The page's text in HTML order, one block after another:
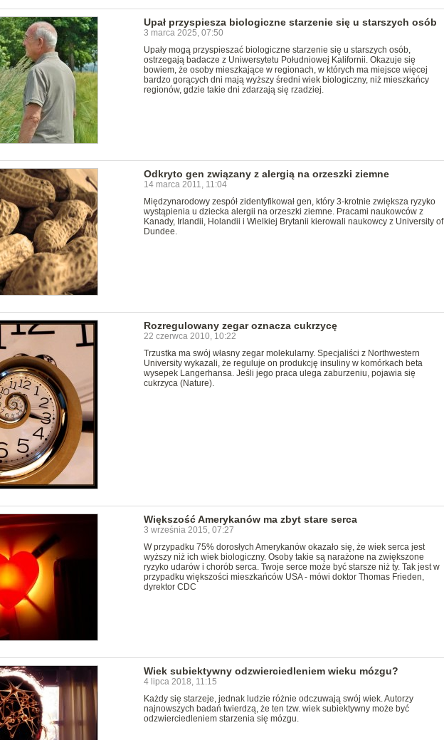
Upał przyspiesza biologiczne starzenie się u starszych osób
3 marca 2025, 07:50
Upały mogą przyspieszać biologiczne starzenie się u starszych osób,
ostrzegają badacze z Uniwersytetu Południowej Kalifornii. Okazuje się
bowiem, że osoby mieszkające w regionach, w których ma miejsce więcej
bardzo gorących dni mają wyższy średni wiek biologiczny, niż mieszkańcy
regionów, gdzie takie dni zdarzają się rzadziej.
Odkryto gen związany z alergią na orzeszki ziemne
14 marca 2011, 11:04
Międzynarodowy zespół zidentyfikował gen, który 3-krotnie zwiększa ryzyko
wystąpienia u dziecka alergii na orzeszki ziemne. Pracami naukowców z
Kanady, Irlandii, Holandii i Wielkiej Brytanii kierowali naukowcy z University of
Dundee.
Rozregulowany zegar oznacza cukrzycę
22 czerwca 2010, 10:22
Trzustka ma swój własny zegar molekularny. Specjaliści z Northwestern
University wykazali, że reguluje on produkcję insuliny w komórkach beta
wysepek Langerhansa. Jeśli jego praca ulega zaburzeniu, pojawia się
cukrzyca (Nature).
Większość Amerykanów ma zbyt stare serca
3 września 2015, 07:27
W przypadku 75% dorosłych Amerykanów okazało się, że wiek serca jest
wyższy niż ich wiek biologiczny. Osoby takie są narażone na zwiększone
ryzyko udarów i chorób serca. Twoje serce może być starsze niż ty. Tak jest w
przypadku większości mieszkańców USA - mówi doktor Thomas Frieden,
dyrektor CDC
Wiek subiektywny odzwierciedleniem wieku mózgu?
4 lipca 2018, 11:15
Każdy się starzeje, jednak ludzie różnie odczuwają swój wiek. Autorzy
najnowszych badań twierdzą, że ten tzw. wiek subiektywny może być
odzwierciedleniem starzenia się mózgu.